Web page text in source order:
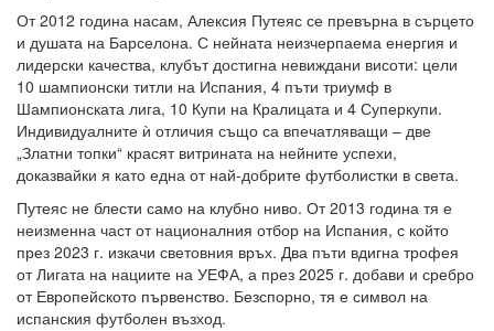
От 2012 година насам, Алексия Путеяс се превърна в сърцето
и душата на Барселона. С нейната неизчерпаема енергия и
лидерски качества, клубът достигна невиждани висоти: цели
10 шампионски титли на Испания, 4 пъти триумф в
Шампионската лига, 10 Купи на Кралицата и 4 Суперкупи.
Индивидуалните ѝ отличия също са впечатляващи – две
„Златни топки“ красят витрината на нейните успехи,
доказвайки я като една от най-добрите футболистки в света.
Путеяс не блести само на клубно ниво. От 2013 година тя е
неизменна част от националния отбор на Испания, с който
през 2023 г. изкачи световния връх. Два пъти вдигна трофея
от Лигата на нациите на УЕФА, а през 2025 г. добави и сребро
от Европейското първенство. Безспорно, тя е символ на
испанския футболен възход.